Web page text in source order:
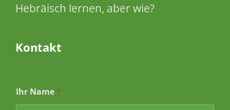
Hebräisch lernen, aber wie?
Kontakt
Ihr Name *